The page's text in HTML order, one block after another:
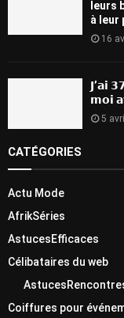
leurs
à leur
16
𝗝’𝗮𝗶
𝗺𝗼𝗶
5
CATÉGORIES
Actu Mode
AfrikSéries
AstucesEfficaces
Célibataires du web
Coiffures pour